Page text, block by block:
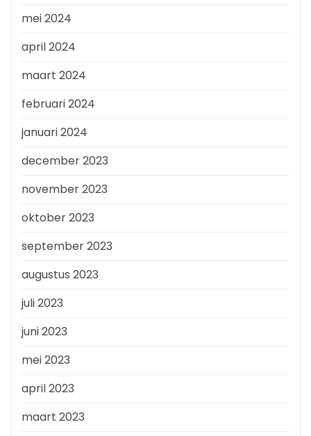
mei 2024
april 2024
maart 2024
februari 2024
januari 2024
december 2023
november 2023
oktober 2023
september 2023
augustus 2023
juli 2023
juni 2023
mei 2023
april 2023
maart 2023